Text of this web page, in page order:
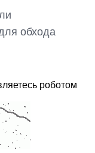
обхода
роботом